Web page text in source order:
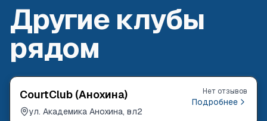
Другие клубы
рядом
CourtClub (Анохина)
ул. Академика Анохина, вл2
Нет отзывов
Подробнее